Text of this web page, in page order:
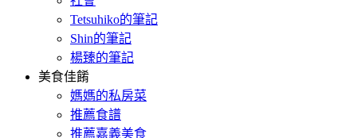
Tetsuhiko的筆記
Shin的筆記
楊臻的筆記
美食佳餚
媽媽的私房菜
推薦食譜
推薦嘉義美食